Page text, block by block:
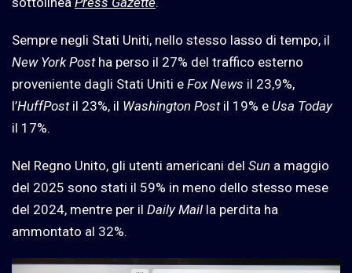
Sempre negli Stati Uniti, nello stesso lasso di tempo, il
New York Postha perso il 27% del traffico esterno
proveniente dagli Stati Uniti e Fox News il 23,9%,
l’HuffPostil 23%, il Washington Postil 19% e Usa Today
il 17%.
Nel Regno Unito, gli utenti americani del Sun a maggio
del 2025 sono stati il 59% in meno dello stesso mese
del 2024, mentre per il Daily Mail la perdita ha
ammontato al 32%.